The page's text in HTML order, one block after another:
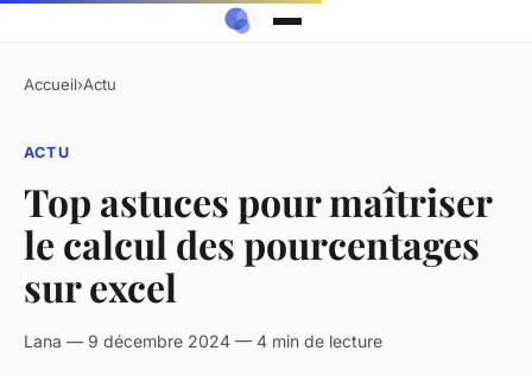
Accueil›Actu
ACTU
Top astuces pour maîtriser
le calcul des pourcentages
sur excel
Lana — 9 décembre 2024 — 4 min de lecture